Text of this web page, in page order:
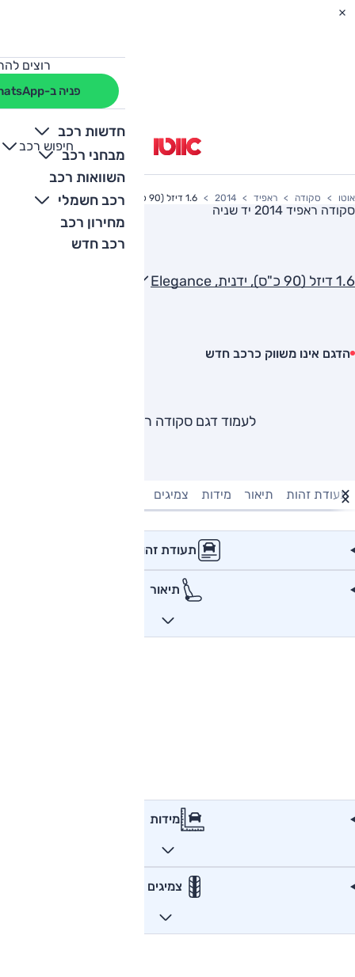
רוצים
פניה ב-WhatsApp
חדשות רכב
מבחני רכב
השוואות רכב
רכב חשמלי
מחירון רכב
רכב חדש
חיפוש רכב
+
-
אוטו סקודה ראפיד 2014 1.6 דיזל (90 כ"ס), ידנית, Elegance
סקודה ראפיד 2014 יד שניה
1.6 דיזל (90 כ"ס), ידנית, Elegance
הדגם אינו משווק כרכב חדש
לעמוד דגם סקודה ראפיד
תעודת זהות תיאור מידות צמיגים
תעודת זהות
תיאור
מידות
צמיגים